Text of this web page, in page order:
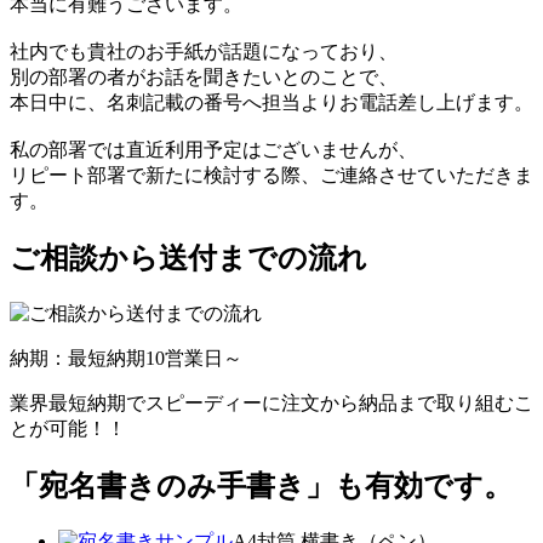
本当に有難うございます。
社内でも貴社のお手紙が話題になっており、
別の部署の者がお話を聞きたいとのことで、
本日中に、名刺記載の番号へ担当よりお電話差し上げます。
私の部署では直近利用予定はございませんが、
リピート部署で新たに検討する際、ご連絡させていただきま
す。
ご相談から送付までの流れ
納期：最短納期10営業日～
業界最短納期でスピーディーに注文から納品まで取り組むこ
とが可能！！
「宛名書きのみ手書き」も有効です。